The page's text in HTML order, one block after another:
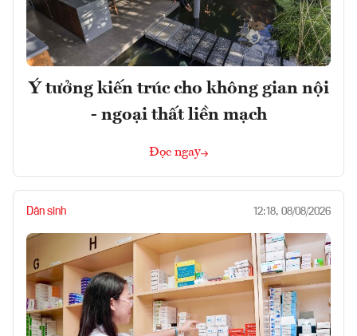
Ý tưởng kiến trúc cho không gian nội
- ngoại thất liền mạch
Đọc ngay
Dân sinh 12:18, 08/08/2026